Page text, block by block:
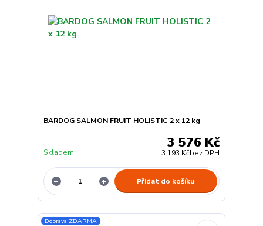
BARDOG SALMON FRUIT HOLISTIC 2 x 12 kg
3 576 Kč
3 193 Kčbez DPH
Skladem
Přidat do košíku
Doprava ZDARMA